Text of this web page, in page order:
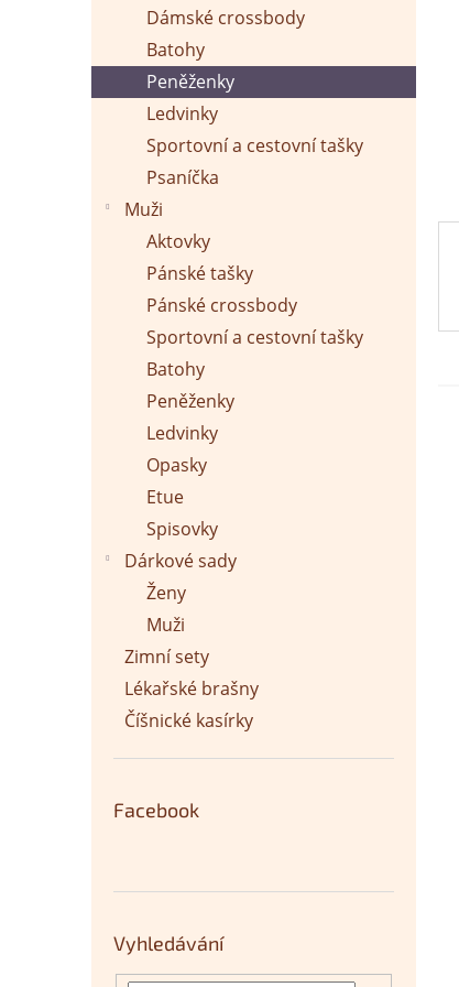
e
l
Dámské crossbody
Batohy
Peněženky
Ledvinky
Sportovní a cestovní tašky
Psaníčka
Muži
Aktovky
Pánské tašky
Pánské crossbody
Sportovní a cestovní tašky
Batohy
Peněženky
Ledvinky
Opasky
Etue
Spisovky
Dárkové sady
Ženy
Muži
Zimní sety
Lékařské brašny
Číšnické kasírky
Facebook
Vyhledávání